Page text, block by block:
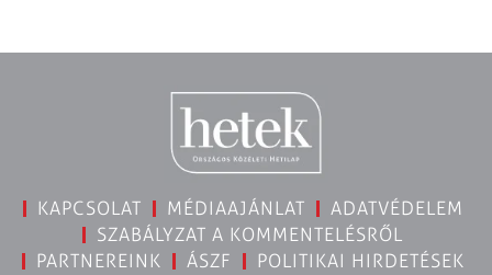
KAPCSOLAT MÉDIAAJÁNLAT
ADATVÉDELEM
SZABÁLYZAT A KOMMENTELÉSRŐL
PARTNEREINK
ÁSZF
POLITIKAI HIRDETÉSEK